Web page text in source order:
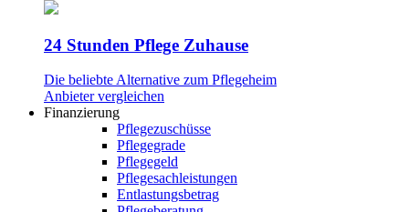
24 Stunden Pflege Zuhause
Die beliebte Alternative zum Pflegeheim
Anbieter vergleichen
Finanzierung
Pflegezuschüsse
Pflegegrade
Pflegegeld
Pflegesachleistungen
Entlastungsbetrag